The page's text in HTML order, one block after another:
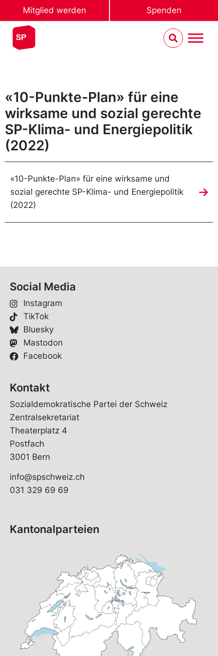
Mitglied werden Spenden
«10-Punkte-Plan» für eine
wirksame und sozial gerechte
SP-Klima- und Energiepolitik
(2022)
«10-Punkte-Plan» für eine wirksame und
sozial gerechte SP-Klima- und Energiepolitik
(2022)
Social Media
Instagram
TikTok
Bluesky
Mastodon
Facebook
Kontakt
Sozialdemokratische Partei der Schweiz
Zentralsekretariat
Theaterplatz 4
Postfach
3001 Bern
info@spschweiz.ch
031 329 69 69
Kantonalparteien